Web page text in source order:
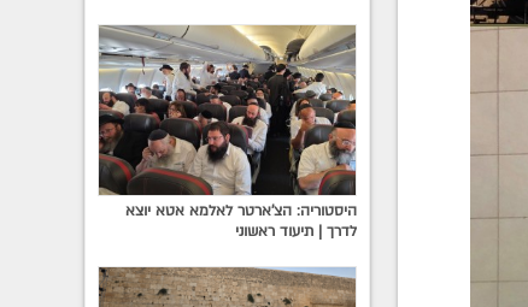
היסטוריה: הצ'ארטר לאלמא אטא יוצא
לדרך | תיעוד ראשוני